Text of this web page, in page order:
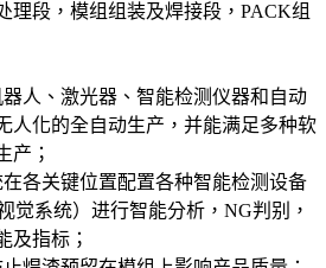
理段，模组组装及焊接段，PACK组
人、激光器、智能检测仪器和自动
人化的全自动生产，并能满足多种软
产；
各关键位置配置各种智能检测设备
觉系统）进行智能分析，NG判别，
及指标；